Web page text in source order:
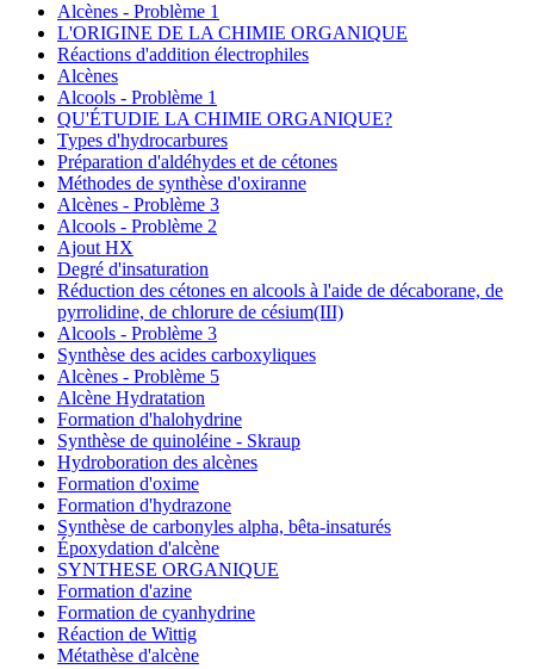
Alcènes - Problème 1
L'ORIGINE DE LA CHIMIE ORGANIQUE
Réactions d'addition électrophiles
Alcènes
Alcools - Problème 1
QU'ÉTUDIE LA CHIMIE ORGANIQUE?
Types d'hydrocarbures
Préparation d'aldéhydes et de cétones
Méthodes de synthèse d'oxiranne
Alcènes - Problème 3
Alcools - Problème 2
Ajout HX
Degré d'insaturation
Réduction des cétones en alcools à l'aide de décaborane, de
pyrrolidine, de chlorure de césium(III)
Alcools - Problème 3
Synthèse des acides carboxyliques
Alcènes - Problème 5
Alcène Hydratation
Formation d'halohydrine
Synthèse de quinoléine - Skraup
Hydroboration des alcènes
Formation d'oxime
Formation d'hydrazone
Synthèse de carbonyles alpha, bêta-insaturés
Époxydation d'alcène
SYNTHESE ORGANIQUE
Formation d'azine
Formation de cyanhydrine
Réaction de Wittig
Métathèse d'alcène